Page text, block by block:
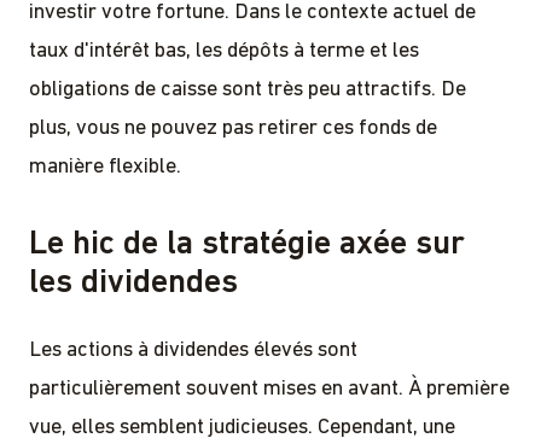
investir votre fortune. Dans le contexte actuel de
taux d'intérêt bas, les dépôts à terme et les
obligations de caisse sont très peu attractifs. De
plus, vous ne pouvez pas retirer ces fonds de
manière flexible.
Le hic de la stratégie axée sur
les dividendes
Les actions à dividendes élevés sont
particulièrement souvent mises en avant. À première
vue, elles semblent judicieuses. Cependant, une